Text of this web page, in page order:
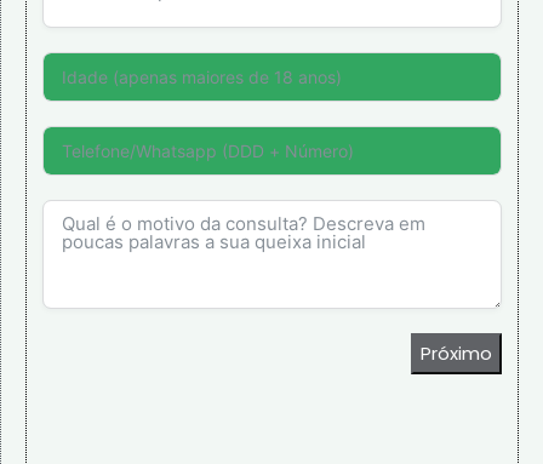
Próximo